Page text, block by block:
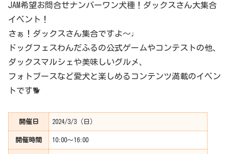
JAM希望お問合せナンバーワン犬種！ダックスさん大集合
イベント！
さぁ！ダックスさん集合ですよ～♩
ドッグフェスわんだふるの公式ゲームやコンテストの他、
ダックスマルシェや美味しいグルメ、
フォトブースなど愛犬と楽しめるコンテンツ満載のイベン
トです🐕
開催日 2024/3/3（日）
開催時間 10:00〜16:00